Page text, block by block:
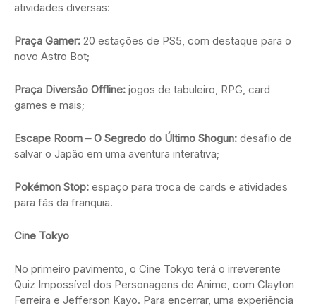
atividades diversas:
Praça Gamer: 20 estações de PS5, com destaque para o
novo Astro Bot;
Praça Diversão Offline: jogos de tabuleiro, RPG, card
games e mais;
Escape Room – O Segredo do Último Shogun: desafio de
salvar o Japão em uma aventura interativa;
Pokémon Stop: espaço para troca de cards e atividades
para fãs da franquia.
Cine Tokyo
No primeiro pavimento, o Cine Tokyo terá o irreverente
Quiz Impossível dos Personagens de Anime, com Clayton
Ferreira e Jefferson Kayo. Para encerrar, uma experiência